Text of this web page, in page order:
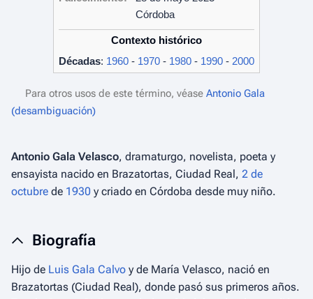
Córdoba
Contexto histórico
Décadas: 1960 - 1970 - 1980 - 1990 - 2000
Para otros usos de este término, véase Antonio Gala
(desambiguación)
Antonio Gala Velasco, dramaturgo, novelista, poeta y
ensayista nacido en Brazatortas, Ciudad Real, 2 de
octubre de 1930 y criado en Córdoba desde muy niño.
Biografía
Hijo de Luis Gala Calvo y de María Velasco, nació en
Brazatortas (Ciudad Real), donde pasó sus primeros años.